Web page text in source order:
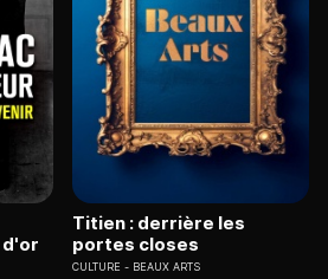
d'or
Titien : derrière les
portes closes
CULTURE BEAUX ARTS